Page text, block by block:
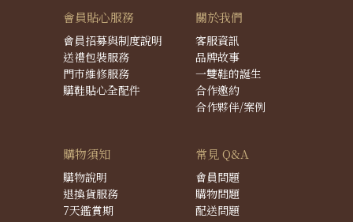
會員貼心服務
會員招募與制度說明
送禮包裝服務
門市維修服務
購鞋貼心全配件
關於我們
客服資訊
品牌故事
一雙鞋的誕生
合作邀約
合作夥伴/案例
購物須知
購物說明
退換貨服務
7天鑑賞期
常見 Q&A
會員問題
購物問題
配送問題